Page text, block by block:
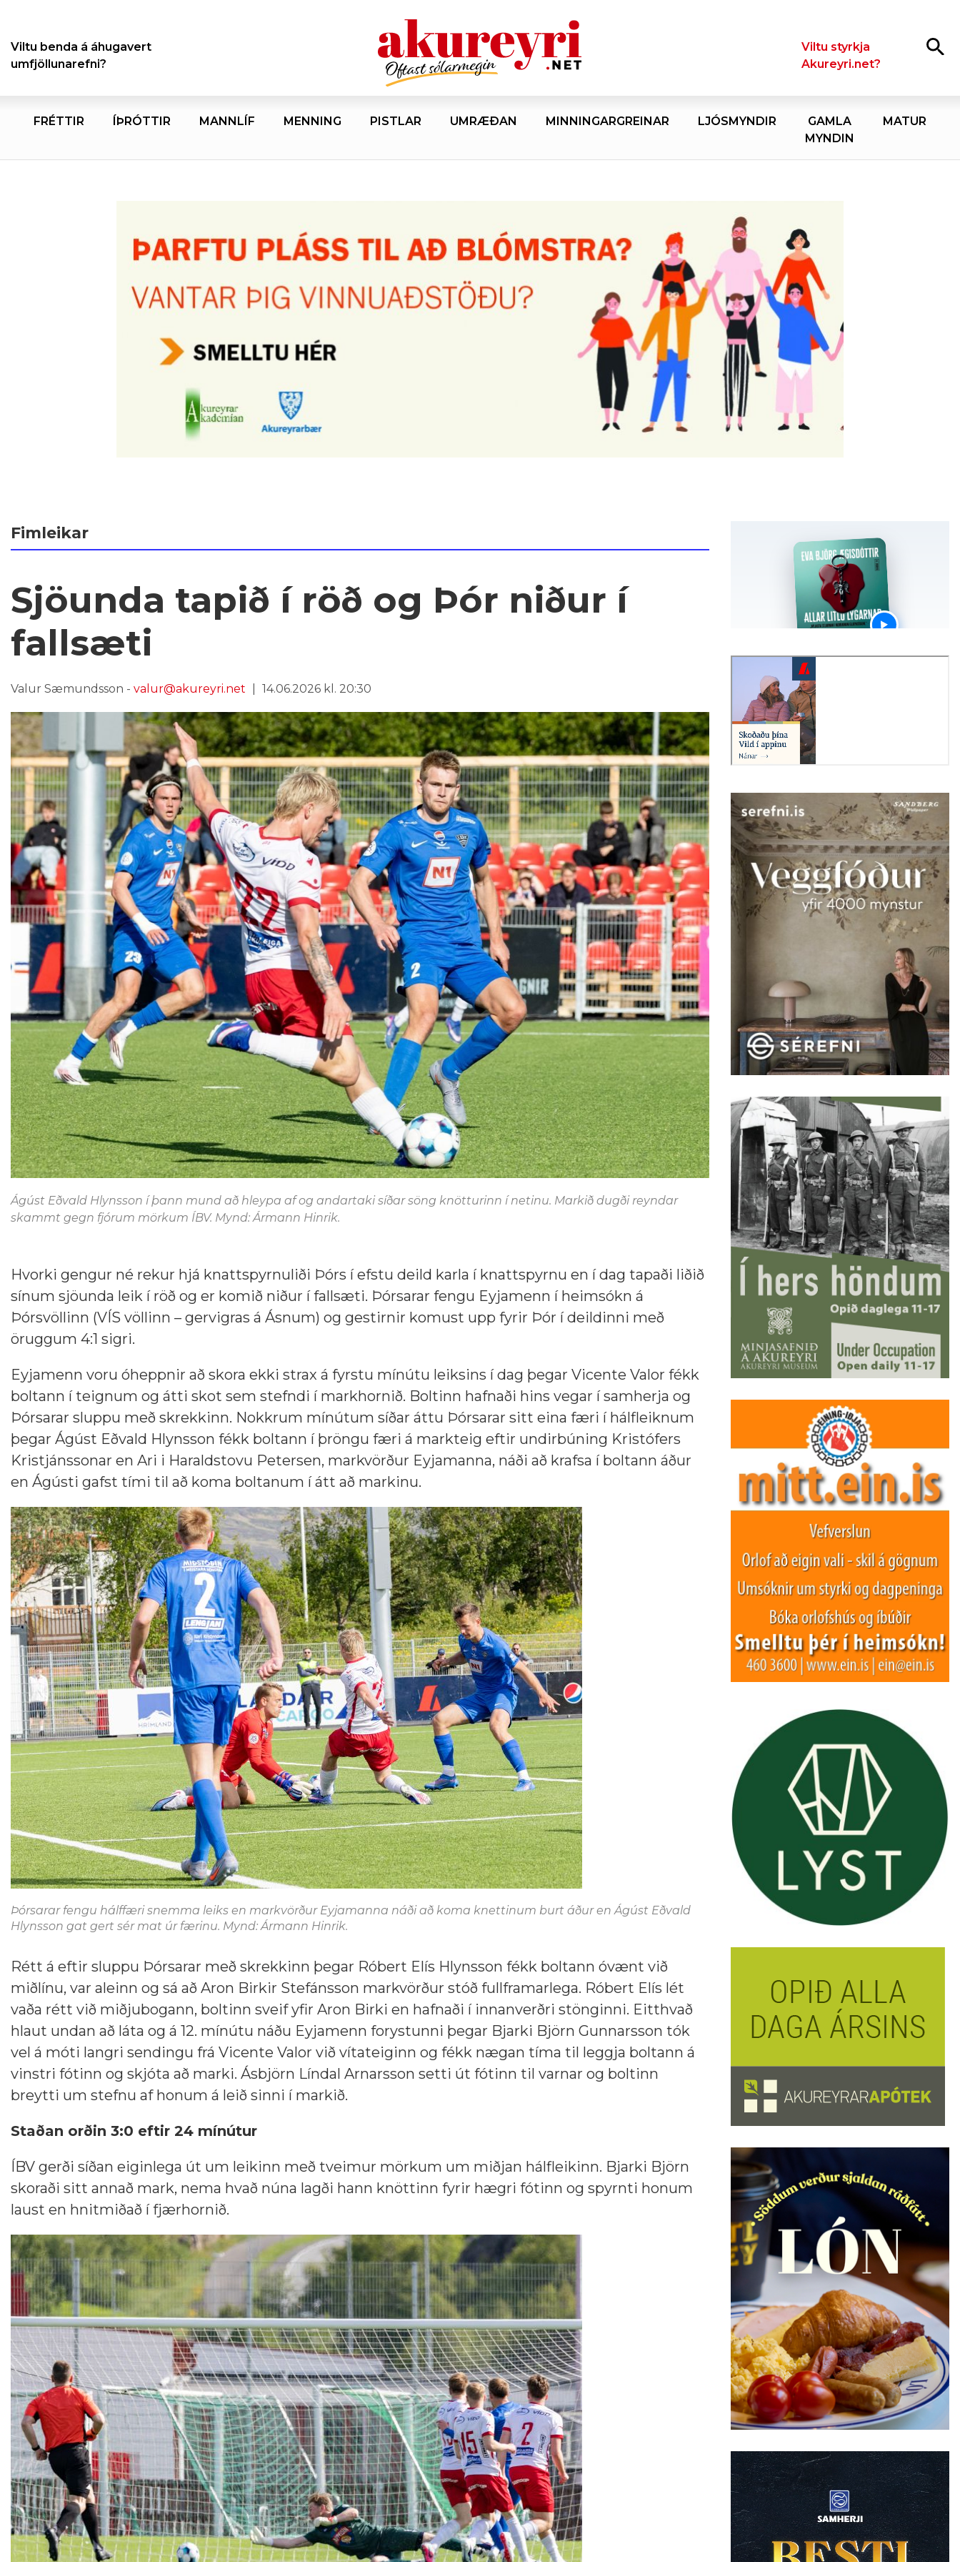
Leita
Viltu benda á áhugavert
umfjöllunarefni?
Viltu styrkja
Akureyri.net?
FRÉTTIR ÍÞRÓTTIR MANNLÍF MENNING PISTLAR UMRÆÐAN MINNINGARGREINAR LJÓSMYNDIR
GAMLA
MYNDIN
MATUR
Fimleikar
Sjöunda tapið í röð og Þór niður í
fallsæti
Valur Sæmundsson - valur@akureyri.net 14.06.2026 kl. 20:30
Ágúst Eðvald Hlynsson í þann mund að hleypa af og andartaki síðar söng knötturinn í netinu. Markið dugði reyndar
skammt gegn fjórum mörkum ÍBV. Mynd: Ármann Hinrik.
Hvorki gengur né rekur hjá knattspyrnuliði Þórs í efstu deild karla í knattspyrnu en í dag tapaði liðið
sínum sjöunda leik í röð og er komið niður í fallsæti. Þórsarar fengu Eyjamenn í heimsókn á
Þórsvöllinn (VÍS völlinn – gervigras á Ásnum) og gestirnir komust upp fyrir Þór í deildinni með
öruggum 4:1 sigri.
Eyjamenn voru óheppnir að skora ekki strax á fyrstu mínútu leiksins í dag þegar Vicente Valor fékk
boltann í teignum og átti skot sem stefndi í markhornið. Boltinn hafnaði hins vegar í samherja og
Þórsarar sluppu með skrekkinn. Nokkrum mínútum síðar áttu Þórsarar sitt eina færi í hálfleiknum
þegar Ágúst Eðvald Hlynsson fékk boltann í þröngu færi á markteig eftir undirbúning Kristófers
Kristjánssonar en Ari i Haraldstovu Petersen, markvörður Eyjamanna, náði að krafsa í boltann áður
en Ágústi gafst tími til að koma boltanum í átt að markinu.
Þórsarar fengu hálffæri snemma leiks en markvörður Eyjamanna náði að koma knettinum burt áður en Ágúst Eðvald
Hlynsson gat gert sér mat úr færinu. Mynd: Ármann Hinrik.
Rétt á eftir sluppu Þórsarar með skrekkinn þegar Róbert Elís Hlynsson fékk boltann óvænt við
miðlínu, var aleinn og sá að Aron Birkir Stefánsson markvörður stóð fullframarlega. Róbert Elís lét
vaða rétt við miðjubogann, boltinn sveif yfir Aron Birki en hafnaði í innanverðri stönginni. Eitthvað
hlaut undan að láta og á 12. mínútu náðu Eyjamenn forystunni þegar Bjarki Björn Gunnarsson tók
vel á móti langri sendingu frá Vicente Valor við vítateiginn og fékk nægan tíma til leggja boltann á
vinstri fótinn og skjóta að marki. Ásbjörn Líndal Arnarsson setti út fótinn til varnar og boltinn
breytti um stefnu af honum á leið sinni í markið.
Staðan orðin 3:0 eftir 24 mínútur
ÍBV gerði síðan eiginlega út um leikinn með tveimur mörkum um miðjan hálfleikinn. Bjarki Björn
skoraði sitt annað mark, nema hvað núna lagði hann knöttinn fyrir hægri fótinn og spyrnti honum
laust en hnitmiðað í fjærhornið.